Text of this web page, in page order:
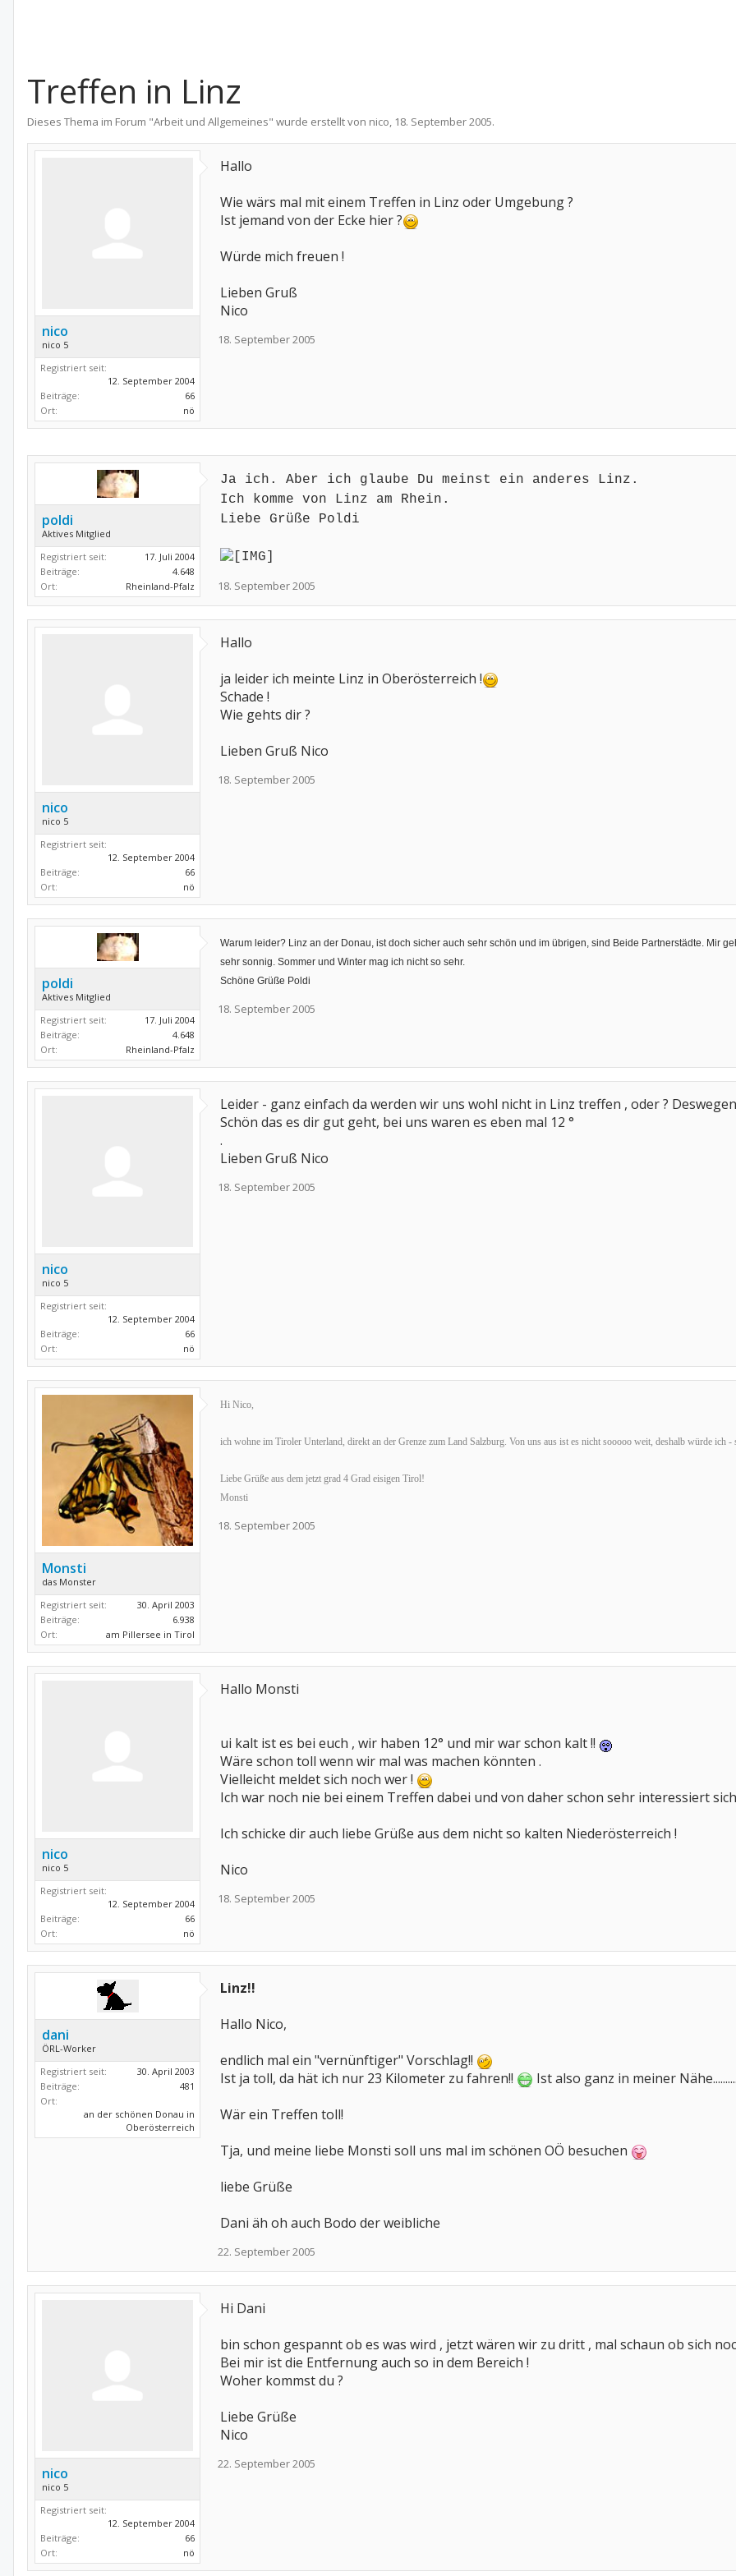
Treffen in Linz
Dieses Thema im Forum "Arbeit und Allgemeines" wurde erstellt von nico, 18. September 2005.
nico
nico 5
Registriert seit:
12. September 2004
Beiträge:
66
Ort:
nö
Hallo
Wie wärs mal mit einem Treffen in Linz oder Umgebung ?
Ist jemand von der Ecke hier ?
Würde mich freuen !
Lieben Gruß
Nico
18. September 2005
poldi
Aktives Mitglied
Registriert seit:
17. Juli 2004
Beiträge:
4.648
Ort:
Rheinland-Pfalz
Ja ich. Aber ich glaube Du meinst ein anderes Linz.
Ich komme von Linz am Rhein.
Liebe Grüße Poldi
18. September 2005
nico
nico 5
Registriert seit:
12. September 2004
Beiträge:
66
Ort:
nö
Hallo
ja leider ich meinte Linz in Oberösterreich !
Schade !
Wie gehts dir ?
Lieben Gruß Nico
18. September 2005
poldi
Aktives Mitglied
Registriert seit:
17. Juli 2004
Beiträge:
4.648
Ort:
Rheinland-Pfalz
Warum leider? Linz an der Donau, ist doch sicher auch sehr schön und im übrigen, sind Beide Partnerstädte. Mir
sehr sonnig. Sommer und Winter mag ich nicht so sehr.
Schöne Grüße Poldi
18. September 2005
nico
nico 5
Registriert seit:
12. September 2004
Beiträge:
66
Ort:
nö
Leider - ganz einfach da werden wir uns wohl nicht in Linz treffen , oder ?
Schön das es dir gut geht, bei uns waren es eben mal 12 °
.
Lieben Gruß Nico
18. September 2005
Monsti
das Monster
Registriert seit:
30. April 2003
Beiträge:
6.938
Ort:
am Pillersee in Tirol
Hi Nico,
ich wohne im Tiroler Unterland, direkt an der Grenze zum Land Salzburg. Von uns aus ist es nicht sooooo weit, deshalb würde ich
Liebe Grüße aus dem jetzt grad 4 Grad eisigen Tirol!
Monsti
18. September 2005
nico
nico 5
Registriert seit:
12. September 2004
Beiträge:
66
Ort:
nö
Hallo Monsti
ui kalt ist es bei euch , wir haben 12° und mir war schon kalt !!
Wäre schon toll wenn wir mal was machen könnten .
Vielleicht meldet sich noch wer !
Ich war noch nie bei einem Treffen dabei und von daher schon sehr interessiert
Ich schicke dir auch liebe Grüße aus dem nicht so kalten Niederösterreich !
Nico
18. September 2005
dani
ÖRL-Worker
Registriert seit:
30. April 2003
Beiträge:
481
Ort:
an der schönen Donau in
Oberösterreich
Linz!!
Hallo Nico,
endlich mal ein "vernünftiger" Vorschlag!!
Ist ja toll, da hät ich nur 23 Kilometer zu fahren!!
Ist also ganz in meiner
Wär ein Treffen toll!
Tja, und meine liebe Monsti soll uns mal im schönen OÖ besuchen
liebe Grüße
Dani äh oh auch Bodo der weibliche
22. September 2005
nico
nico 5
Registriert seit:
12. September 2004
Beiträge:
66
Ort:
nö
Hi Dani
bin schon gespannt ob es was wird , jetzt wären wir zu dritt , mal schaun ob sich
Bei mir ist die Entfernung auch so in dem Bereich !
Woher kommst du ?
Liebe Grüße
Nico
22. September 2005